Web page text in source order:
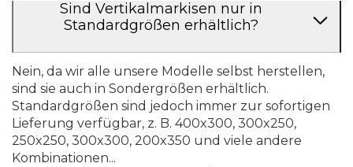
Sind Vertikalmarkisen nur in
Standardgrößen erhältlich?
Nein, da wir alle unsere Modelle selbst herstellen,
sind sie auch in Sondergrößen erhältlich.
Standardgrößen sind jedoch immer zur sofortigen
Lieferung verfügbar, z. B. 400x300, 300x250,
250x250, 300x300, 200x350 und viele andere
Kombinationen...